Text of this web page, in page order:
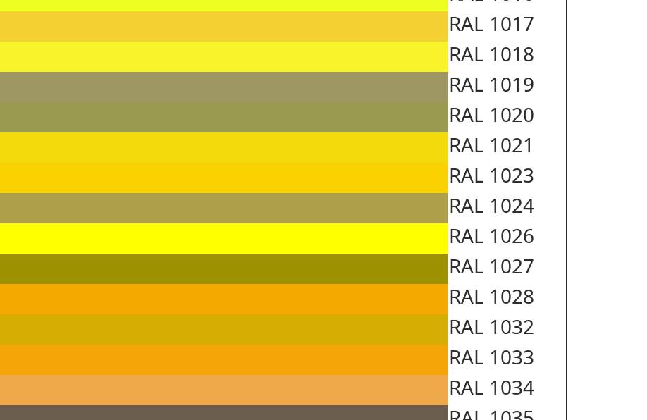
RAL 1017
RAL 1018
RAL 1019
RAL 1020
RAL 1021
RAL 1023
RAL 1024
RAL 1026
RAL 1027
RAL 1028
RAL 1032
RAL 1033
RAL 1034